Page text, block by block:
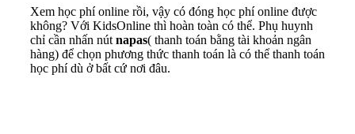
Xem học phí online rồi, vậy có đóng học phí online được
không? Với KidsOnline thì hoàn toàn có thể. Phụ huynh
chỉ cần nhấn nút napas( thanh toán bằng tài khoản ngân
hàng) để chọn phương thức thanh toán là có thể thanh toán
học phí dù ở bất cứ nơi đâu.